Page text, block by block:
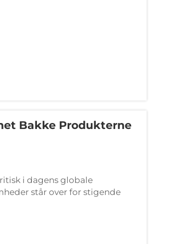
Bakke Produkterne
i dagens globale
står over for stigende
i fejlfri stand...